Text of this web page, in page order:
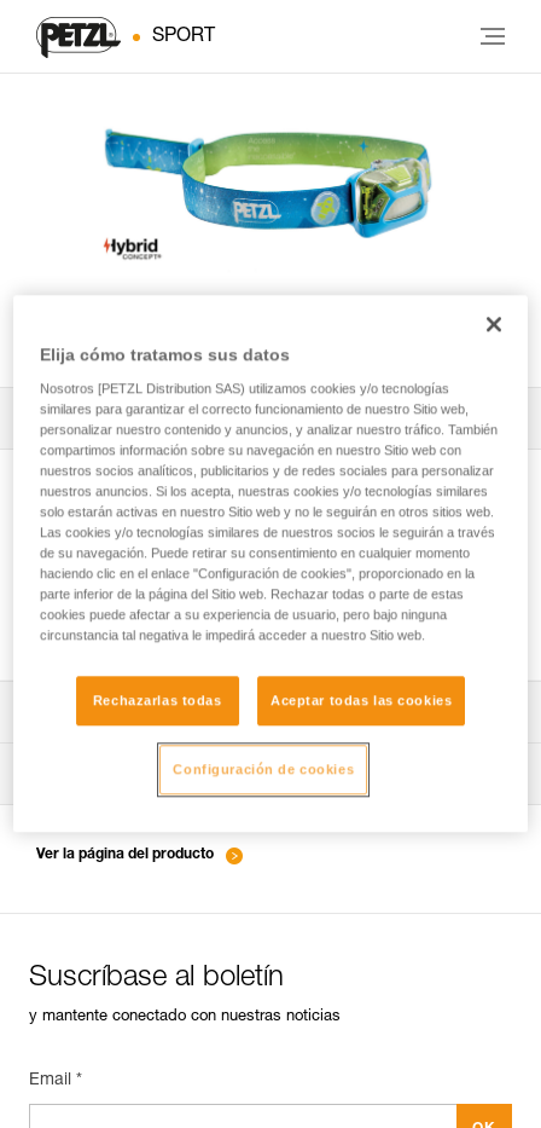
SPORT
Todos los contenidos técnicos 1 Filtrar
Estanqueidad e índice de protección IP
Descargar ficha técnica (PDF)
Technical Notice
Technical Notice
Consejos para el mantenimiento de tus equipos
Ver la página del producto
Suscríbase al boletín
y mantente conectado con nuestras noticias
Email *
Elija cómo tratamos sus datos
Nosotros [PETZL Distribution SAS) utilizamos cookies y/o tecnologías
similares para garantizar el correcto funcionamiento de nuestro Sitio web,
personalizar nuestro contenido y anuncios, y analizar nuestro tráfico. También
compartimos información sobre su navegación en nuestro Sitio web con
nuestros socios analíticos, publicitarios y de redes sociales para personalizar
nuestros anuncios. Si los acepta, nuestras cookies y/o tecnologías similares
solo estarán activas en nuestro Sitio web y no le seguirán en otros sitios web.
Las cookies y/o tecnologías similares de nuestros socios le seguirán a través
de su navegación. Puede retirar su consentimiento en cualquier momento
haciendo clic en el enlace "Configuración de cookies", proporcionado en la
parte inferior de la página del Sitio web. Rechazar todas o parte de estas
cookies puede afectar a su experiencia de usuario, pero bajo ninguna
circunstancia tal negativa le impedirá acceder a nuestro Sitio web.
Rechazarlas todas Aceptar todas las cookies
Configuración de cookies